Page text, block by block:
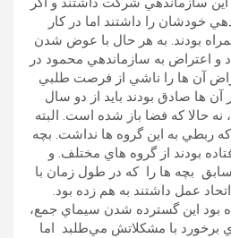
خودشان را داشتند اما در كار
بودند. به هر حال با عوض شدن
و اعتراض به سازماندهي محمود در
آن ها را ناشي از فرصت طلبي
ها صادق بودند بايد از دو سال
حالا كه فضا باز شده است. البته
ربطي به اين گروه ها نداشت. بچه
بودند از گروه هاي مختلف. و
بچه ها را كه در طول زمان با
عمل داشتند به هم زده بود.
بود اين گسترده شدن سيماي جمع،
برخورد با مشكلاتش مي‌طلبد اما